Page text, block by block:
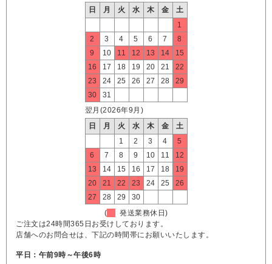
日
月 火 水 木 金
土
1
2
3 4 5 6 7
8
9
10 11 12 13 14
15
16
17 18 19 20 21
22
23
24 25 26 27 28
29
30
31
翌月(2026年9月)
日
月 火 水 木 金
土
1
2 3 4
5
6
7 8 9 10 11
12
13
14 15 16 17 18
19
20
21 22 23 24 25
26
27
28 29
30
(
発送業務休日)
ご注文は24時間365日お受けしております。
店舗へのお問合せは、下記の時間帯にお願いいたします。
平日：午前9時～午後6時